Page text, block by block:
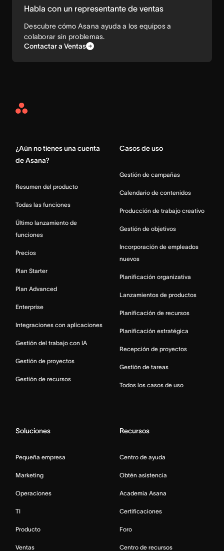
Habla con un representante de ventas
Descubre cómo Asana ayuda a los equipos a
colaborar sin problemas.
Contactar a Ventas
Asana
¿Aún no tienes una cuenta
de Asana?
Resumen del producto
Todas las funciones
Último lanzamiento de
funciones
Precios
Plan Starter
Plan Advanced
Enterprise
Integraciones con aplicaciones
Gestión del trabajo con IA
Gestión de proyectos
Gestión de recursos
Casos de uso
Gestión de campañas
Calendario de contenidos
Producción de trabajo creativo
Gestión de objetivos
Incorporación de empleados
nuevos
Planificación organizativa
Lanzamientos de productos
Planificación de recursos
Planificación estratégica
Recepción de proyectos
Gestión de tareas
Todos los casos de uso
Soluciones
Pequeña empresa
Marketing
Operaciones
TI
Producto
Ventas
Recursos
Centro de ayuda
Obtén asistencia
Academia Asana
Certificaciones
Foro
Centro de recursos